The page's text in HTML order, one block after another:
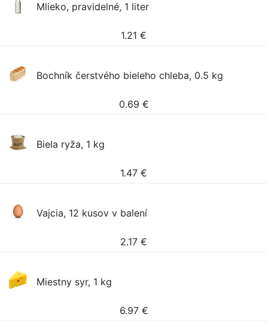
Mlieko, pravidelné, 1 liter
1.21 €
Bochník čerstvého bieleho chleba, 0.5 kg
0.69 €
Biela ryža, 1 kg
1.47 €
Vajcia, 12 kusov v balení
2.17 €
Miestny syr, 1 kg
6.97 €